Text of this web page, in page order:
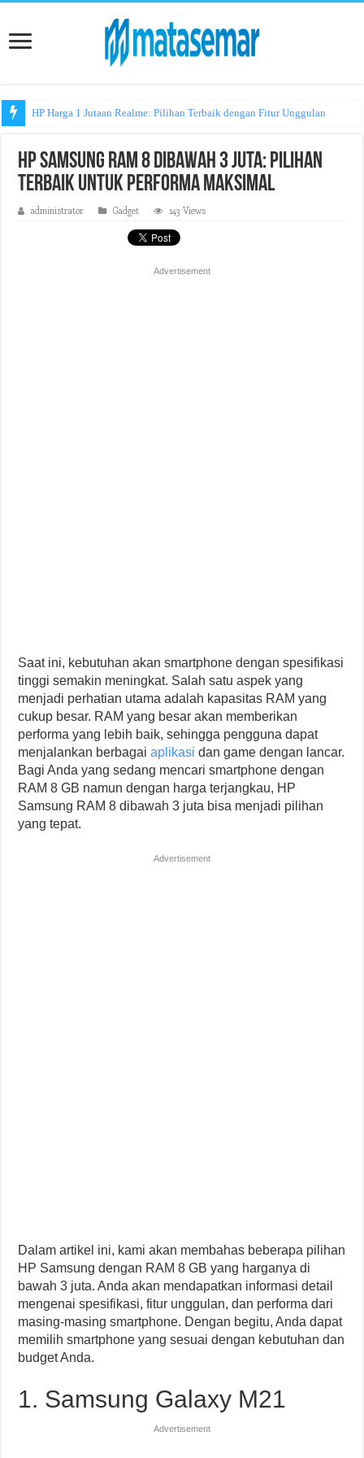
HP Harga 1 Jutaan Realme: Pilihan Terbaik dengan Fitur Unggulan
HP Samsung RAM 8 Dibawah 3 Juta: Pilihan
Terbaik untuk Performa Maksimal
administrator Gadget 143 Views
Advertisement
Saat ini, kebutuhan akan smartphone dengan spesifikasi
tinggi semakin meningkat. Salah satu aspek yang
menjadi perhatian utama adalah kapasitas RAM yang
cukup besar. RAM yang besar akan memberikan
performa yang lebih baik, sehingga pengguna dapat
menjalankan berbagaiaplikasi dan game dengan lancar.
Bagi Anda yang sedang mencari smartphone dengan
RAM 8 GB namun dengan harga terjangkau, HP
Samsung RAM 8 dibawah 3 juta bisa menjadi pilihan
yang tepat.
Advertisement
Dalam artikel ini, kami akan membahas beberapa pilihan
HP Samsung dengan RAM 8 GB yang harganya di
bawah 3 juta. Anda akan mendapatkan informasi detail
mengenai spesifikasi, fitur unggulan, dan performa dari
masing-masing smartphone. Dengan begitu, Anda dapat
memilih smartphone yang sesuai dengan kebutuhan dan
budget Anda.
1. Samsung Galaxy M21
Advertisement